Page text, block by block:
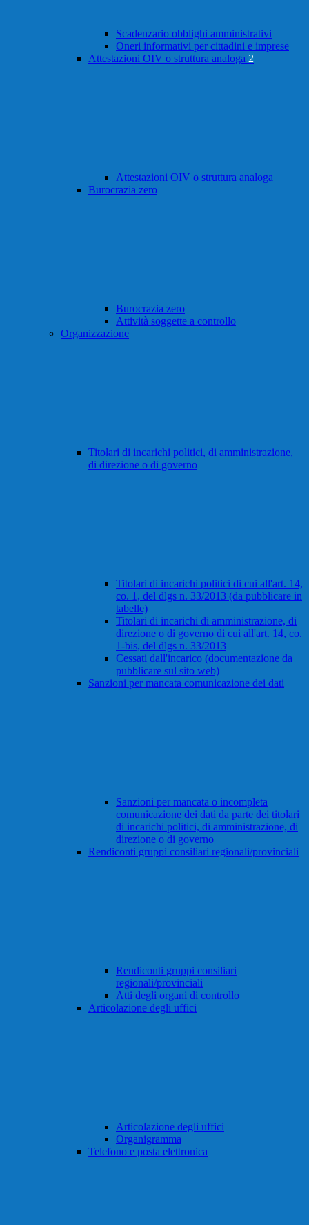
Scadenzario obblighi amministrativi
Oneri informativi per cittadini e imprese
Attestazioni OIV o struttura analoga 2
Attestazioni OIV o struttura analoga
Burocrazia zero
Burocrazia zero
Attività soggette a controllo
Organizzazione
Titolari di incarichi politici, di amministrazione,
di direzione o di governo
Titolari di incarichi politici di cui all'art. 14,
co. 1, del dlgs n. 33/2013 (da pubblicare in
tabelle)
Titolari di incarichi di amministrazione, di
direzione o di governo di cui all'art. 14, co.
1-bis, del dlgs n. 33/2013
Cessati dall'incarico (documentazione da
pubblicare sul sito web)
Sanzioni per mancata comunicazione dei dati
Sanzioni per mancata o incompleta
comunicazione dei dati da parte dei titolari
di incarichi politici, di amministrazione, di
direzione o di governo
Rendiconti gruppi consiliari regionali/provinciali
Rendiconti gruppi consiliari
regionali/provinciali
Atti degli organi di controllo
Articolazione degli uffici
Articolazione degli uffici
Organigramma
Telefono e posta elettronica